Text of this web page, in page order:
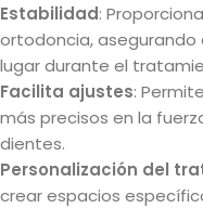
Estabilidad:
ortodoncia, asegurando
lugar durante el
Facilita ajustes:
más precisos en la
dientes.
Personalización del
crear espacios